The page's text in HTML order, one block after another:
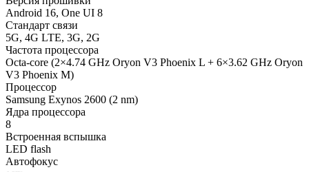
Android 16, One UI 8
Стандарт связи
5G, 4G LTE, 3G, 2G
Частота процессора
Octa-core (2×4.74 GHz Oryon V3 Phoenix L + 6×3.62 GHz Oryon
V3 Phoenix M)
Процессор
Samsung Exynos 2600 (2 nm)
Ядра процессора
8
Встроенная вспышка
LED flash
Автофокус